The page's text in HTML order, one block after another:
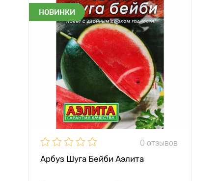
НОВИНКИ
0 отзывов
Арбуз Шуга Бейби Аэлита